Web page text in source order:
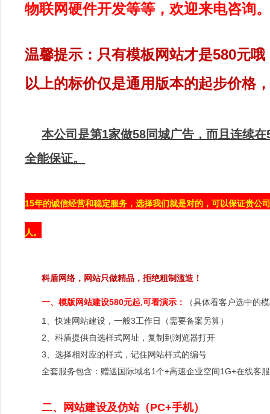
物联网硬件开发等等，欢迎来电咨询。
温馨提示：只有模板网站才是580元
以上的标价仅是通用版本的起步价格
本公司是第1家做58同城广告，而且连续
全能保证。
15年的诚信经营和稳定服务，选择我们就是对的，可以保证贵公
人。
科盾网络，网站只做精品，拒绝粗制滥造！
一、模版网站建设580元起,可看演示：
（具体看客户选中的
1、快速网站建设，一般3工作日（需要备案另算）
2、科盾提供自选样式网址，复制到浏览器打开
3、选择相对应的样式，记住网站样式的编号
全套服务包含：赠送国际域名1个+高速企业空间1G+在线客
二、网站建设及仿站（PC+手机）